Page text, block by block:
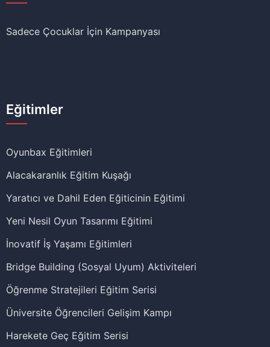
Sadece Çocuklar İçin Kampanyası
Eğitimler
Oyunbax Eğitimleri
Alacakaranlık Eğitim Kuşağı
Yaratıcı ve Dahil Eden Eğiticinin Eğitimi
Yeni Nesil Oyun Tasarımı Eğitimi
İnovatif İş Yaşamı Eğitimleri
Bridge Building (Sosyal Uyum) Aktiviteleri
Öğrenme Stratejileri Eğitim Serisi
Üniversite Öğrencileri Gelişim Kampı
Harekete Geç Eğitim Serisi